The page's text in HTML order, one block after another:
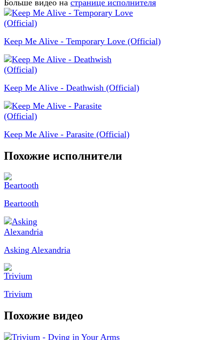
Больше видео на странице исполнителя
Keep Me Alive - Temporary Love (Official)
Keep Me Alive - Deathwish (Official)
Keep Me Alive - Parasite (Official)
Похожие исполнители
Beartooth
Asking Alexandria
Trivium
Похожие видео